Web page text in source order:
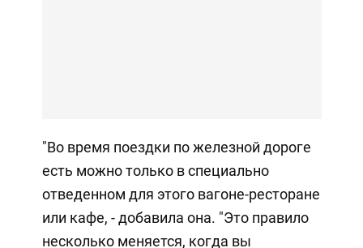
"Во время поездки по железной дороге
есть можно только в специально
отведенном для этого вагоне-ресторане
или кафе, - добавила она. "Это правило
несколько меняется, когда вы